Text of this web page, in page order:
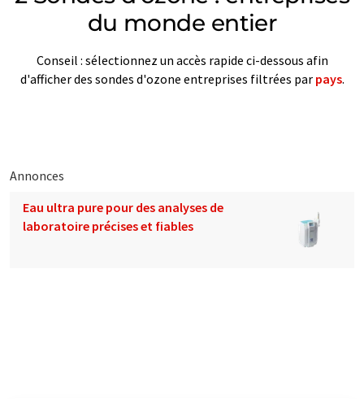
du monde entier
Conseil : sélectionnez un accès rapide ci-dessous afin
d'afficher des sondes d'ozone entreprises filtrées par pays.
Annonces
Eau ultra pure pour des analyses de
laboratoire précises et fiables